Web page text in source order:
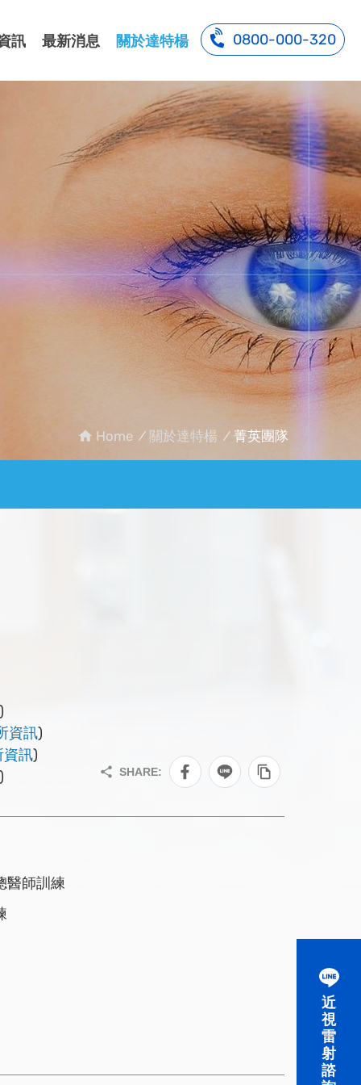
訊 最新消息 關於達特楊 0800-000-320
Home 關於達特楊 菁英團隊
)
資訊)
資訊)
)
醫師訓練
近
視
雷
射
諮